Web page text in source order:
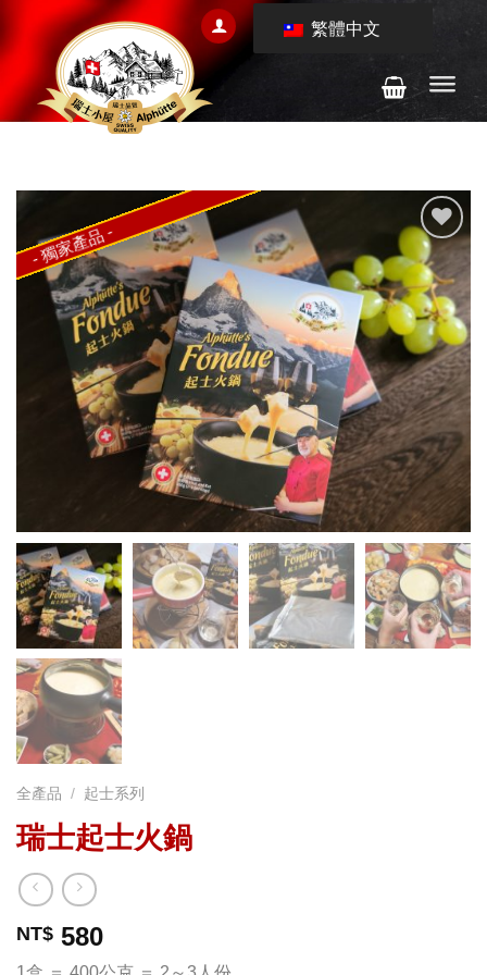
content
繁體中文
- 獨家產品 -
Add to
wishlist
全產品 / 起士系列
瑞士起士火鍋
NT$ 580